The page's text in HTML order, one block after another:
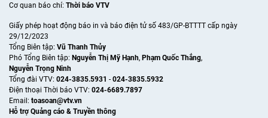
Cơ quan báo chí: Thời báo VTV
Giấy phép hoạt động báo in và báo điện tử số 483/GP-BTTTT cấp ngày
29/12/2023
Tổng Biên tập: Vũ Thanh Thủy
Phó Tổng Biên tập: Nguyễn Thị Mỹ Hạnh, Phạm Quốc Thắng,
Nguyễn Trọng Ninh
Tổng đài VTV: 024-3835.5931 - 024-3835.5932
Ðiện thoại Thời báo VTV: 024-6689.7897
Email: toasoan@vtv.vn
Hỗ trợ Quảng cáo & Truyền thông